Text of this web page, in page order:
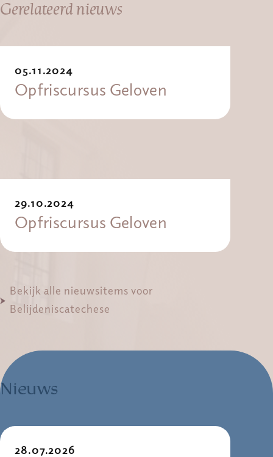
Gerelateerd nieuws
05.11.2024
Opfriscursus Geloven
29.10.2024
Opfriscursus Geloven
Bekijk alle nieuwsitems voor
Belijdeniscatechese
Nieuws
28.07.2026